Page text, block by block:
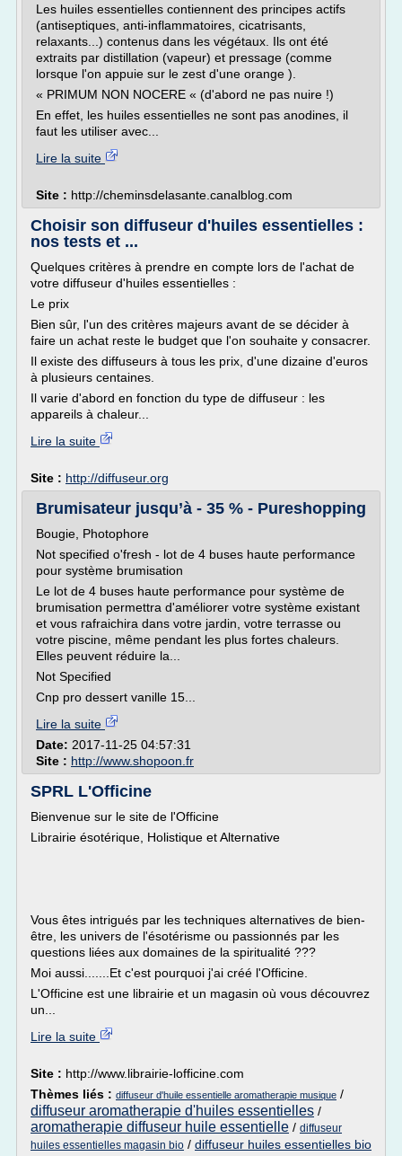
Les huiles essentielles contiennent des principes actifs
(antiseptiques, anti-inflammatoires, cicatrisants,
relaxants...) contenus dans les végétaux. Ils ont été
extraits par distillation (vapeur) et pressage (comme
lorsque l'on appuie sur le zest d'une orange ).
« PRIMUM NON NOCERE « (d'abord ne pas nuire !)
En effet, les huiles essentielles ne sont pas anodines, il
faut les utiliser avec...
Lire la suite
Site : http://cheminsdelasante.canalblog.com
Choisir son diffuseur d'huiles essentielles :
nos tests et ...
Quelques critères à prendre en compte lors de l'achat de
votre diffuseur d'huiles essentielles :
Le prix
Bien sûr, l'un des critères majeurs avant de se décider à
faire un achat reste le budget que l'on souhaite y consacrer.
Il existe des diffuseurs à tous les prix, d'une dizaine d'euros
à plusieurs centaines.
Il varie d'abord en fonction du type de diffuseur : les
appareils à chaleur...
Lire la suite
Site : http://diffuseur.org
Brumisateur jusqu’à - 35 % - Pureshopping
Bougie, Photophore
Not specified o'fresh - lot de 4 buses haute performance
pour système brumisation
Le lot de 4 buses haute performance pour système de
brumisation permettra d'améliorer votre système existant
et vous rafraichira dans votre jardin, votre terrasse ou
votre piscine, même pendant les plus fortes chaleurs.
Elles peuvent réduire la...
Not Specified
Cnp pro dessert vanille 15...
Lire la suite
Date: 2017-11-25 04:57:31
Site : http://www.shopoon.fr
SPRL L'Officine
Bienvenue sur le site de l'Officine
Librairie ésotérique, Holistique et Alternative
Vous êtes intrigués par les techniques alternatives de bien-
être, les univers de l'ésotérisme ou passionnés par les
questions liées aux domaines de la spiritualité ???
Moi aussi.......Et c'est pourquoi j'ai créé l'Officine.
L'Officine est une librairie et un magasin où vous découvrez
un...
Lire la suite
Site : http://www.librairie-lofficine.com
Thèmes liés : diffuseur d'huile essentielle aromatherapie musique /
diffuseur aromatherapie d'huiles essentielles /
aromatherapie diffuseur huile essentielle / diffuseur
huiles essentielles magasin bio / diffuseur huiles essentielles bio